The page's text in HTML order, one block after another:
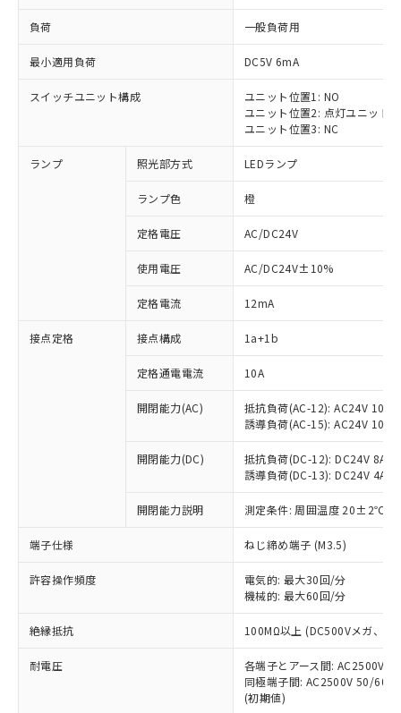
負荷 一般負荷用
最小適用負荷 DC5V 6mA
スイッチユニット構成
ユニット位置1: NO
ユニット位置2: 点灯ユニット
ユニット位置3: NC
ランプ 照光部方式 LEDランプ
ランプ色 橙
定格電圧 AC/DC24V
使用電圧 AC/DC24V±10%
定格電流 12mA
接点定格 接点構成 1a+1b
定格通電電流 10A
開閉能力(AC)
抵抗負荷(AC-12): AC24V 10A/
誘導負荷(AC-15): AC24V
開閉能力(DC)
抵抗負荷(DC-12): DC24V 8A/
誘導負荷(DC-13): DC24V 4A/
開閉能力説明 測定条件: 周囲温度 20±2℃、
端子仕様 ねじ締め端子 (M3.5)
許容操作頻度
電気的: 最大30回/分
機械的: 最大60回/分
絶縁抵抗 100MΩ以上 (DC500Vメガ、点
耐電圧
各端子とアース間: AC2500V
同極端子間: AC2500V 50/
(初期値)
ご利用条件
ご利用ください。
本サービスは、当社制御機器事業取扱
商品の当社在庫状況および標準価格
(税抜)を提供させていただくもので
当社制御機器事業取扱商品の中には、
本サービスの対象外となる商品もある
ことをご了承ください。
在庫状況および標準価格照会結果は、
対応済み：EU RoHS指令（10物質）の
非含有に対応した製品が提供可能な商品で
対応予定：EU RoHS指令（10物質）の非含
有に対応した製品に切り替える予定のある
対応予定なし：EU RoHS指令（10物質）の
非含有に非対応の商品で、対応品を出す予
定はありません。
調査・確認中：EU RoHS指令（10物質）の
非含有の対応状況を調査中または確認中の
害物質有無と関係のない商品です。
仕入先様の事情により、非含有部品として
いたものが、含有品と判明した場合などや
むを得ず変更することがあります。
※1 中国RoHS○×表
「○」：最大均質材料含有率が中国RoHSの
基準値以下であることを示します。
「×」：最大均質材料含有率が中国RoHSの
基準値を超えていることを示します。
「－」：未確認です。当社販売部門へお問
当社は、これら貴社製品のうち、外国
為替および外国貿易法に定める商品